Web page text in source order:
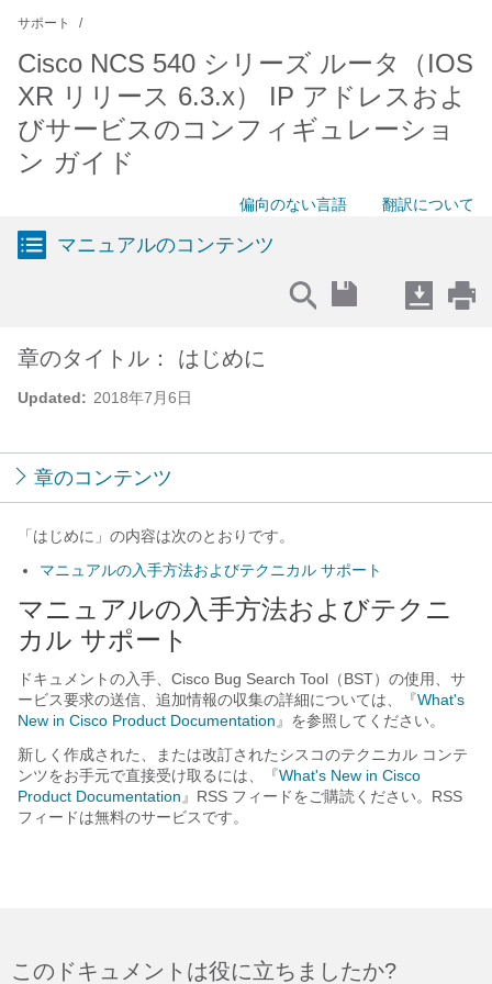
サポート
Cisco NCS 540 シリーズ ルータ（IOS
XR リリース 6.3.x） IP アドレスおよ
びサービスのコンフィギュレーショ
ン ガイド
偏向のない言語 翻訳について
マニュアルのコンテンツ
Updated: 2018年7月6日
章のタイトル： はじめに
章のコンテンツ
「はじめに」の内容は次のとおりです。
マニュアルの入手方法およびテクニカル サポート
マニュアルの入手方法およびテクニ
カル サポート
ドキュメントの入手、Cisco Bug Search Tool（BST）の使用、サ
ービス要求の送信、追加情報の収集の詳細については、『What's
New in Cisco Product Documentation 』を参照してください。
新しく作成された、または改訂されたシスコのテクニカル コンテ
ンツをお手元で直接受け取るには、『What's New in Cisco
Product Documentation 』RSS フィードをご購読ください。RSS
フィードは無料のサービスです。
このドキュメントは役に立ちましたか?